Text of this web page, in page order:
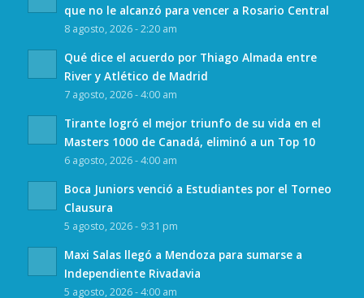
que no le alcanzó para vencer a Rosario Central
8 agosto, 2026 - 2:20 am
Qué dice el acuerdo por Thiago Almada entre
River y Atlético de Madrid
7 agosto, 2026 - 4:00 am
Tirante logró el mejor triunfo de su vida en el
Masters 1000 de Canadá, eliminó a un Top 10
6 agosto, 2026 - 4:00 am
Boca Juniors venció a Estudiantes por el Torneo
Clausura
5 agosto, 2026 - 9:31 pm
Maxi Salas llegó a Mendoza para sumarse a
Independiente Rivadavia
5 agosto, 2026 - 4:00 am